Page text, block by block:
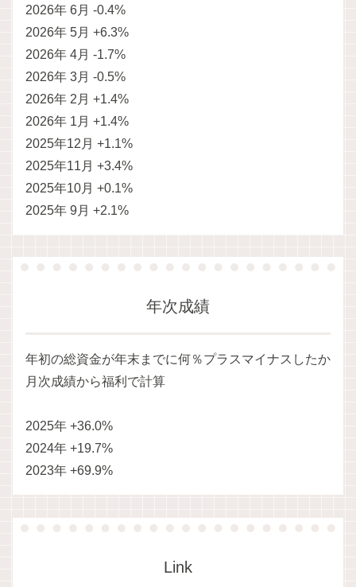
2026年 6月 -0.4%
2026年 5月 +6.3%
2026年 4月 -1.7%
2026年 3月 -0.5%
2026年 2月 +1.4%
2026年 1月 +1.4%
2025年12月 +1.1%
2025年11月 +3.4%
2025年10月 +0.1%
2025年 9月 +2.1%
年次成績
年初の総資金が年末までに何％プラスマイナスしたか
月次成績から福利で計算
2025年 +36.0%
2024年 +19.7%
2023年 +69.9%
Link